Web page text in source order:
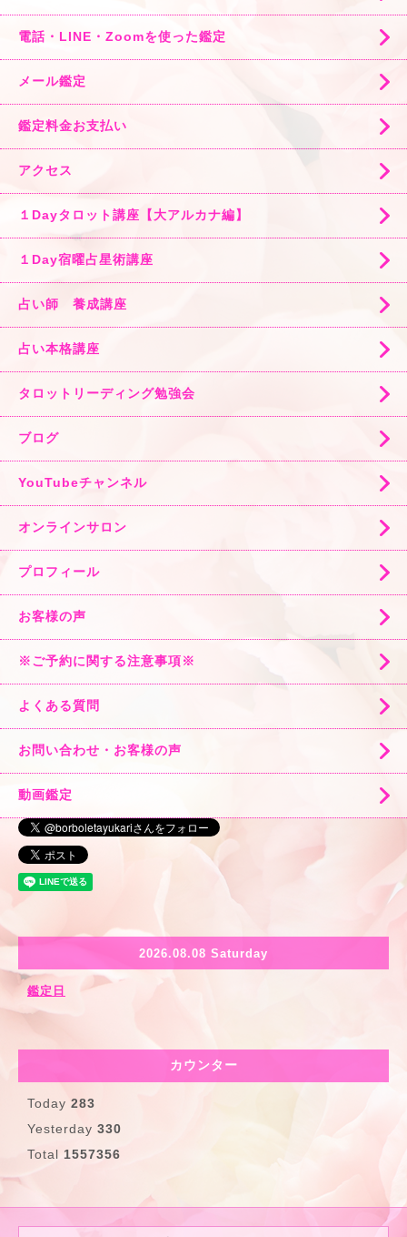
電話・LINE・Zoomを使った鑑定
メール鑑定
鑑定料金お支払い
アクセス
１Dayタロット講座【大アルカナ編】
１Day宿曜占星術講座
占い師 養成講座
占い本格講座
タロットリーディング勉強会
ブログ
YouTubeチャンネル
オンラインサロン
プロフィール
お客様の声
※ご予約に関する注意事項※
よくある質問
お問い合わせ・お客様の声
動画鑑定
2026.08.08 Saturday
鑑定日
カウンター
Today 283
Yesterday 330
Total 1557356